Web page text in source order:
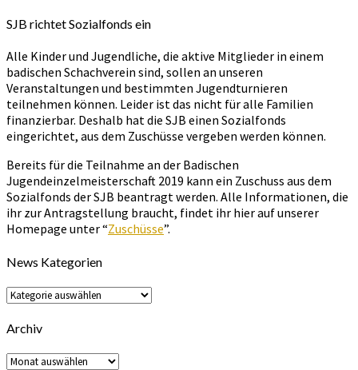
SJB richtet Sozialfonds ein
Alle Kinder und Jugendliche, die aktive Mitglieder in einem
badischen Schachverein sind, sollen an unseren
Veranstaltungen und bestimmten Jugendturnieren
teilnehmen können. Leider ist das nicht für alle Familien
finanzierbar. Deshalb hat die SJB einen Sozialfonds
eingerichtet, aus dem Zuschüsse vergeben werden können.
Bereits für die Teilnahme an der Badischen
Jugendeinzelmeisterschaft 2019 kann ein Zuschuss aus dem
Sozialfonds der SJB beantragt werden. Alle Informationen, die
ihr zur Antragstellung braucht, findet ihr hier auf unserer
Homepage unter “Zuschüsse”.
News Kategorien
News
Kategorien
Archiv
Archiv